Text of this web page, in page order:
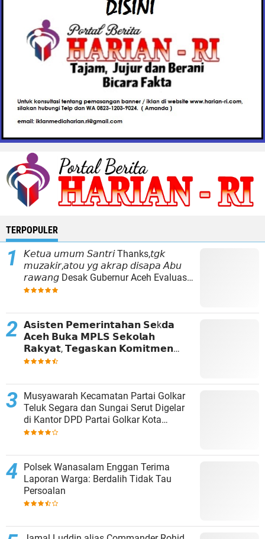
TERPOPULER
𝘒𝘦𝘵𝘶𝘢 𝘶𝘮𝘶𝘮 𝘚𝘢𝘯𝘵𝘳𝘪 Thanks,𝘵𝘨𝘬
𝘮𝘶𝘻𝘢𝘬𝘪𝘳,𝘢𝘵𝘰𝘶 𝘺𝘨 𝘢𝘬𝘳𝘢𝘱 𝘥𝘪𝘴𝘢𝘱𝘢 𝘈𝘣𝘶
𝘳𝘢𝘸𝘢𝘯𝘨 Desak Gubernur Aceh Evaluasi
Total Kepemimpinan Baitul Mal Aceh
𝗔𝘀𝗶𝘀𝘁𝗲𝗻 𝗣𝗲𝗺𝗲𝗿𝗶𝗻𝘁𝗮𝗵𝗮𝗻 𝗦𝗲k𝗱𝗮
𝗔𝗰𝗲𝗵 𝗕𝘂𝗸𝗮 𝗠𝗣𝗟𝗦 𝗦𝗲𝗸𝗼𝗹𝗮𝗵
𝗥𝗮𝗸𝘆𝗮𝘁, 𝗧𝗲𝗴𝗮𝘀𝗸𝗮𝗻 𝗞𝗼𝗺𝗶𝘁𝗺𝗲𝗻
𝗣𝗲𝗺𝗲𝗿𝗶𝗻𝘁𝗮𝗵 𝗧𝗶𝗻𝗴𝗸𝗮𝘁𝗸𝗮𝗻 𝗔𝗸𝘀𝗲𝘀
Musyawarah Kecamatan Partai Golkar
Teluk Segara dan Sungai Serut Digelar
di Kantor DPD Partai Golkar Kota
Bengkulu
Polsek Wanasalam ‎Enggan Terima
Laporan Warga: Berdalih Tidak Tau
Persoalan